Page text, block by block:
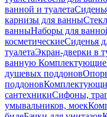
ванной и туалета
карнизы для ванны
ванныНаборы для
косметическиеСиденья
туалетаЭкран-дверки в
ванную Комплектующие
душевых поддонов
поддонов
сантехникиСифоны,
умывальников, моек